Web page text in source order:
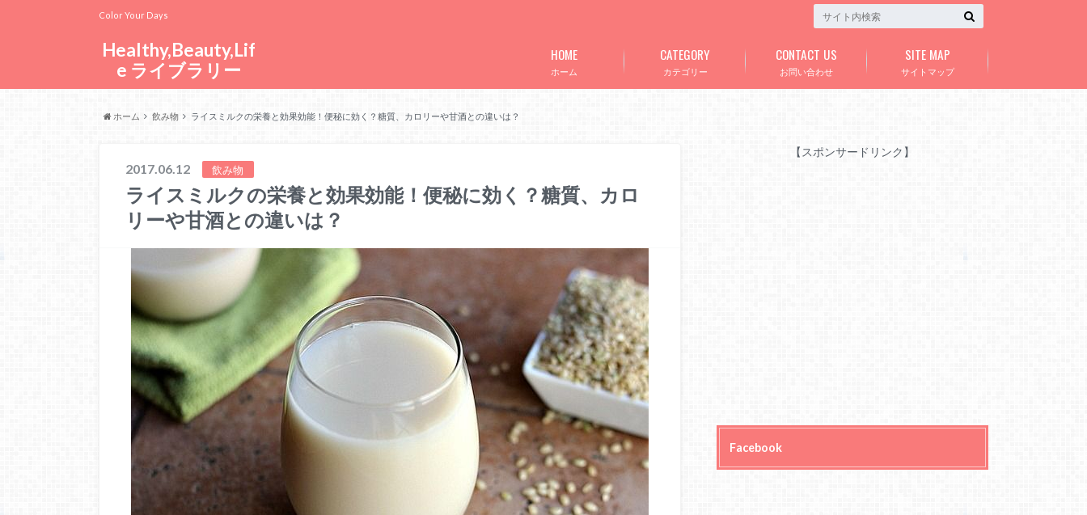
Healthy,Beauty,Lif
e ライブラリー
Color Your Days
ホーム
HOME
カテゴリー
CATEGORY
お問い合わせ
CONTACT US
サイトマップ
SITE MAP
ホーム 飲み物 ライスミルクの栄養と効果効能！便秘に効く？糖質、カロリーや甘酒との違いは？
2017.06.12 飲み物
ライスミルクの栄養と効果効能！便秘に効く？糖質、カロ
リーや甘酒との違いは？
【スポンサードリンク】
Facebook